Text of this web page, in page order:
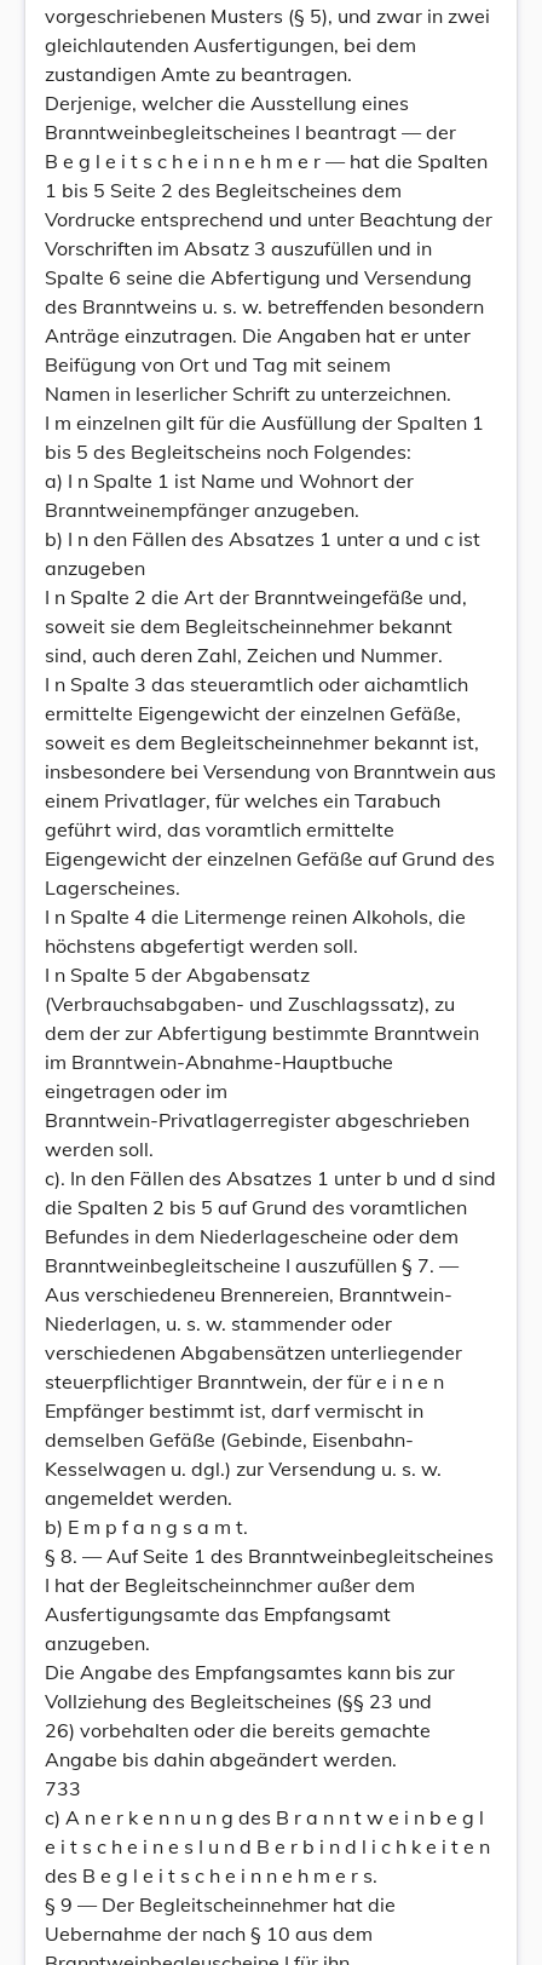
vorgeschriebenen Musters (§ 5), und zwar in zwei
gleichlautenden Ausfertigungen, bei dem
zustandigen Amte zu beantragen.
Derjenige, welcher die Ausstellung eines
Branntweinbegleitscheines I beantragt — der
B e g l e i t s c h e i n n e h m e r — hat die Spalten
1 bis 5 Seite 2 des Begleitscheines dem
Vordrucke entsprechend und unter Beachtung der
Vorschriften im Absatz 3 auszufüllen und in
Spalte 6 seine die Abfertigung und Versendung
des Branntweins u. s. w. betreffenden besondern
Anträge einzutragen. Die Angaben hat er unter
Beifügung von Ort und Tag mit seinem
Namen in leserlicher Schrift zu unterzeichnen.
I m einzelnen gilt für die Ausfüllung der Spalten 1
bis 5 des Begleitscheins noch Folgendes:
a) I n Spalte 1 ist Name und Wohnort der
Branntweinempfänger anzugeben.
b) I n den Fällen des Absatzes 1 unter a und c ist
anzugeben
I n Spalte 2 die Art der Branntweingefäße und,
soweit sie dem Begleitscheinnehmer bekannt
sind, auch deren Zahl, Zeichen und Nummer.
I n Spalte 3 das steueramtlich oder aichamtlich
ermittelte Eigengewicht der einzelnen Gefäße,
soweit es dem Begleitscheinnehmer bekannt ist,
insbesondere bei Versendung von Branntwein aus
einem Privatlager, für welches ein Tarabuch
geführt wird, das voramtlich ermittelte
Eigengewicht der einzelnen Gefäße auf Grund des
Lagerscheines.
I n Spalte 4 die Litermenge reinen Alkohols, die
höchstens abgefertigt werden soll.
I n Spalte 5 der Abgabensatz
(Verbrauchsabgaben- und Zuschlagssatz), zu
dem der zur Abfertigung bestimmte Branntwein
im Branntwein-Abnahme-Hauptbuche
eingetragen oder im
Branntwein-Privatlagerregister abgeschrieben
werden soll.
c). In den Fällen des Absatzes 1 unter b und d sind
die Spalten 2 bis 5 auf Grund des voramtlichen
Befundes in dem Niederlagescheine oder dem
Branntweinbegleitscheine I auszufüllen § 7. —
Aus verschiedeneu Brennereien, Branntwein-
Niederlagen, u. s. w. stammender oder
verschiedenen Abgabensätzen unterliegender
steuerpflichtiger Branntwein, der für e i n e n
Empfänger bestimmt ist, darf vermischt in
demselben Gefäße (Gebinde, Eisenbahn-
Kesselwagen u. dgl.) zur Versendung u. s. w.
angemeldet werden.
b) E m p f a n g s a m t.
§ 8. — Auf Seite 1 des Branntweinbegleitscheines
I hat der Begleitscheinnchmer außer dem
Ausfertigungsamte das Empfangsamt
anzugeben.
Die Angabe des Empfangsamtes kann bis zur
Vollziehung des Begleitscheines (§§ 23 und
26) vorbehalten oder die bereits gemachte
Angabe bis dahin abgeändert werden.
733
c) A n e r k e n n u n g des B r a n n t w e i n b e g l
e i t s c h e i n e s I u n d B e r b i n d l i c h k e i t e n
des B e g l e i t s c h e i n n e h m e r s.
§ 9 — Der Begleitscheinnehmer hat die
Uebernahme der nach § 10 aus dem